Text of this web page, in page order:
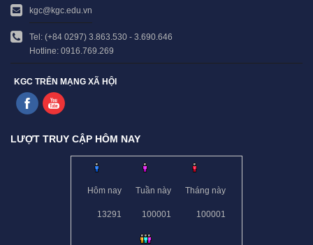
kgc@kgc.edu.vn
Tel: (+84 0297) 3.863.530 - 3.690.646
Hotline: 0916.769.269
KGC TRÊN MẠNG XÃ HỘI
LƯỢT TRUY CẬP HÔM NAY
Hôm nay
13291
Tuần này
100001
Tháng này
100001